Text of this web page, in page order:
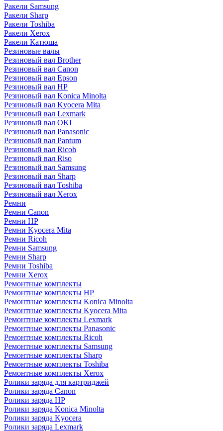
Ракели Samsung
Ракели Sharp
Ракели Toshiba
Ракели Xerox
Ракели Катюша
Резиновые валы
Резиновый вал Brother
Резиновый вал Canon
Резиновый вал Epson
Резиновый вал HP
Резиновый вал Konica Minolta
Резиновый вал Kyocera Mita
Резиновый вал Lexmark
Резиновый вал OKI
Резиновый вал Panasonic
Резиновый вал Pantum
Резиновый вал Ricoh
Резиновый вал Riso
Резиновый вал Samsung
Резиновый вал Sharp
Резиновый вал Toshiba
Резиновый вал Xerox
Ремни
Ремни Canon
Ремни HP
Ремни Kyocera Mita
Ремни Ricoh
Ремни Samsung
Ремни Sharp
Ремни Toshiba
Ремни Xerox
Ремонтные комплекты
Ремонтные комплекты HP
Ремонтные комплекты Konica Minolta
Ремонтные комплекты Kyocera Mita
Ремонтные комплекты Lexmark
Ремонтные комплекты Panasonic
Ремонтные комплекты Ricoh
Ремонтные комплекты Samsung
Ремонтные комплекты Sharp
Ремонтные комплекты Toshiba
Ремонтные комплекты Xerox
Ролики заряда для картриджей
Ролики заряда Canon
Ролики заряда HP
Ролики заряда Konica Minolta
Ролики заряда Kyocera
Ролики заряда Lexmark